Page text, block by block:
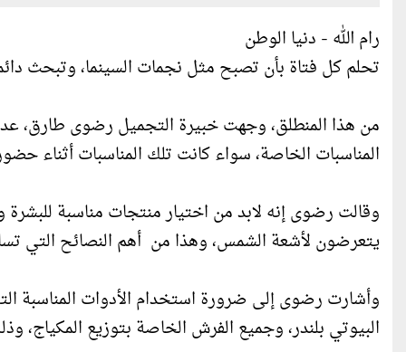
رام الله - دنيا الوطن
تحلم كل فتاة بأن تصبح مثل نجمات السينما، وتبحث
من هذا المنطلق، وجهت خبيرة التجميل رضوى طارق،
المناسبات الخاصة، سواء كانت تلك المناسبات أثناء
وقالت رضوى إنه لابد من اختيار منتجات مناسبة
يتعرضون لأشعة الشمس، وهذا من أهم النصائح التي
وأشارت رضوى إلى ضرورة استخدام الأدوات المناسبة
البيوتي بلندر، وجميع الفرش الخاصة بتوزيع المكياج،